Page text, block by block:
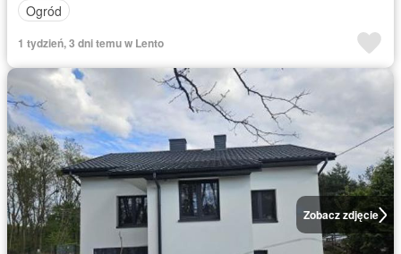
Ogród
1 tydzień, 3 dni temu w Lento
Zobacz zdjęcie